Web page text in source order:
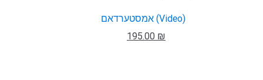
אמסטערדאם (Video)
195.00 ₪